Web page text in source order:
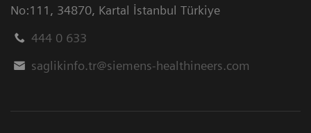
No:111 , 34870, Kartal İstanbul Türkiye
444 0 633
saglikinfo.tr@siemens-healthineers.com